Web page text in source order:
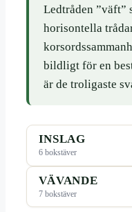
Ledtråden ”väft”
horisontella
bildligt för en
är de troligaste
INSLAG
6 bokstäver
VÄVANDE
7 bokstäver